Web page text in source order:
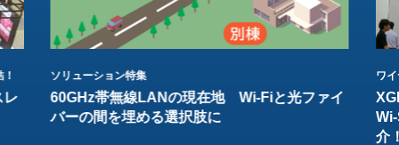
レ
ソリューション特集
60GHz帯無線LANの現在地 Wi-Fiと光ファイ
バーの間を埋める選択肢に
ワ
介